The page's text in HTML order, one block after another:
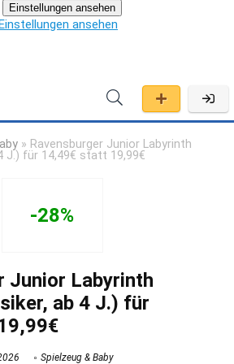
Einstellungen ansehen
ansehen
» Ravensburger Junior Labyrinth
J.) für 14,49€ statt 19,99€
-28%
Junior Labyrinth
ab 4 J.) für
Spielzeug & Baby